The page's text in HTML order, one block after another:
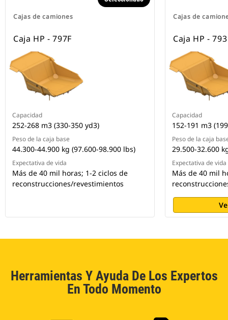
Cajas de camiones
Caja HP - 797F
Capacidad
252-268 m3 (330-350 yd3)
Peso de la caja base
44.300-44.900 kg (97.600-98.900 lbs)
Expectativa de vida
Más de 40 mil horas; 1-2 ciclos de
reconstrucciones/revestimientos
Cajas de
Caja HP - 793
Capacidad
152-191 m3
Peso de la caja
29.500-32.600
Expectativa de vida
Más de 40 mil
Herramientas Y Ayuda De Los Expertos
En Todo Momento